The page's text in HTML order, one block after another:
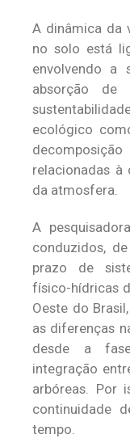
A dinâmica da
no solo está
envolvendo a
absorção de
ecológico
relacionadas à
da atmosfera.
A
conduzidos,
prazo de
físico-hídricas
Oeste do
as diferenças
desde a
integração
arbóreas. Por
continuidade
tempo.